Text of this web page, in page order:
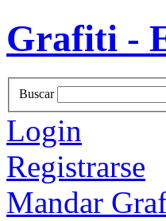
Grafiti -
Buscar
Login
Registrarse
Mandar